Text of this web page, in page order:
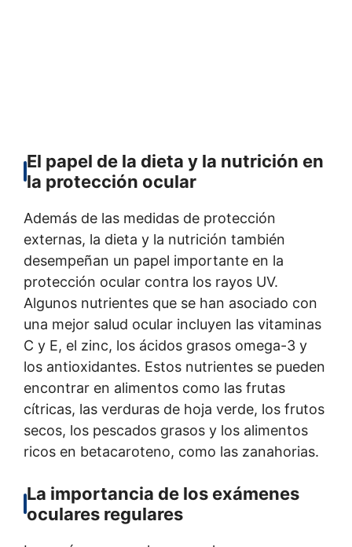
El papel de la dieta y la nutrición en
la protección ocular
Además de las medidas de protección
externas, la dieta y la nutrición también
desempeñan un papel importante en la
protección ocular contra los rayos UV.
Algunos nutrientes que se han asociado con
una mejor salud ocular incluyen las vitaminas
C y E, el zinc, los ácidos grasos omega-3 y
los antioxidantes. Estos nutrientes se pueden
encontrar en alimentos como las frutas
cítricas, las verduras de hoja verde, los frutos
secos, los pescados grasos y los alimentos
ricos en betacaroteno, como las zanahorias.
La importancia de los exámenes
oculares regulares